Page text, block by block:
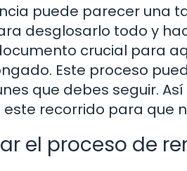
puede parecer una
desglosarlo todo y
crucial para
Este proceso
que debes seguir.
recorrido para que
el proceso de